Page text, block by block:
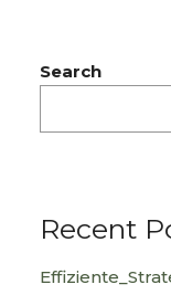
Search
Recent